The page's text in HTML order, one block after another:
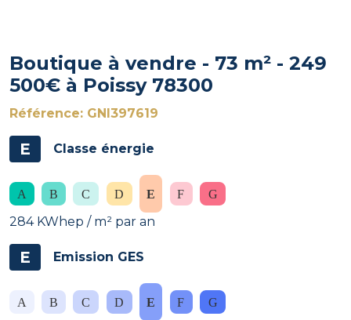
Boutique à vendre - 73 m² - 249
500€ à Poissy 78300
Référence: GNI397619
E Classe énergie
284 KWhep / m² par an
E Emission GES